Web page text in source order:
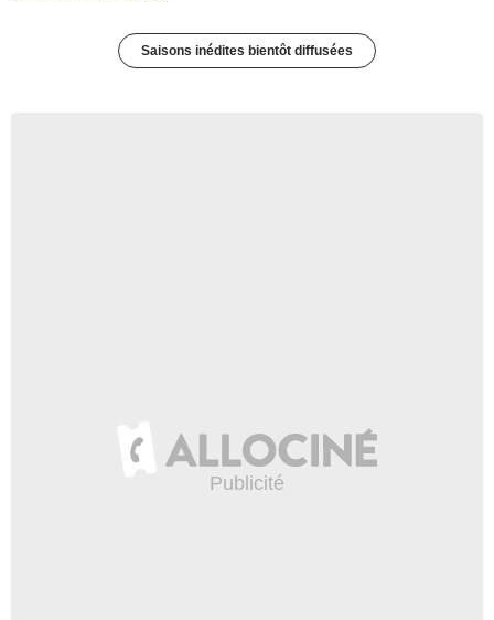
Saisons inédites bientôt diffusées